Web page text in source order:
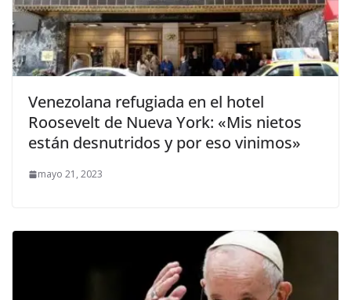
Venezolana refugiada en el hotel
Roosevelt de Nueva York: «Mis nietos
están desnutridos y por eso vinimos»
mayo 21, 2023